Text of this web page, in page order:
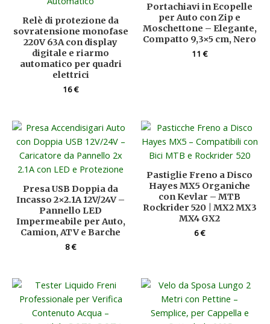
Relè di protezione da
sovratensione monofase
220V 63A con display
digitale e riarmo
automatico per quadri
elettrici
16€
Portachiavi in Ecopelle
per Auto con Zip e
Moschettone – Elegante,
Compatto 9,3×5 cm, Nero
11€
Presa USB Doppia da
Incasso 2×2.1A 12V/24V –
Pannello LED
Impermeabile per Auto,
Camion, ATV e Barche
8€
Pastiglie Freno a Disco
Hayes MX5 Organiche
con Kevlar – MTB
Rockrider 520 | MX2 MX3
MX4 GX2
6€